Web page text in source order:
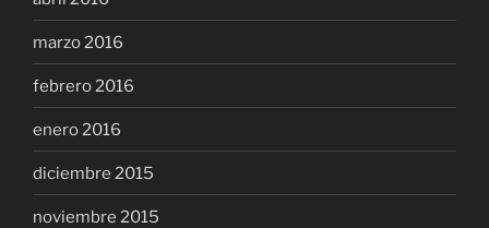
marzo 2016
febrero 2016
enero 2016
diciembre 2015
noviembre 2015